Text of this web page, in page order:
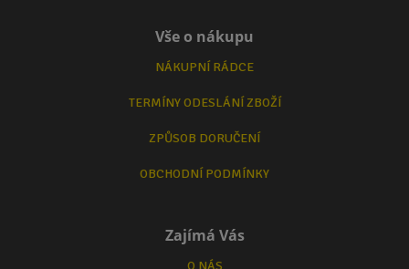
Vše o nákupu
NÁKUPNÍ RÁDCE
TERMÍNY ODESLÁNÍ ZBOŽÍ
ZPŮSOB DORUČENÍ
OBCHODNÍ PODMÍNKY
Zajímá Vás
O NÁS